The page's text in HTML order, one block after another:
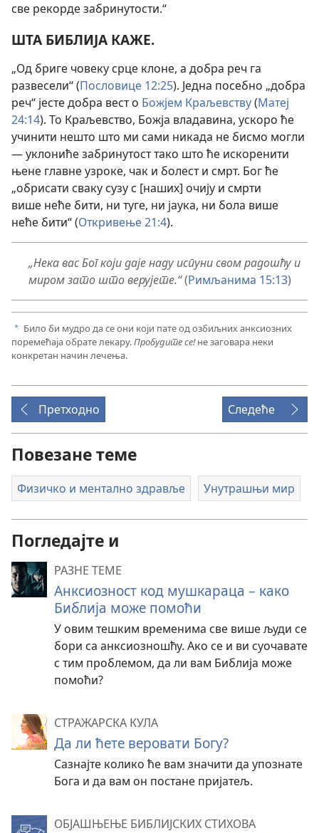
све рекорде забринутости.“
ШТА БИБЛИЈА КАЖЕ.
„Од бриге човеку срце клоне, а добра реч га
развесели“ (Пословице 12:25). Једна посебно „добра
реч“ јесте добра вест о Божјем Краљевству(Матеј
24:14). То Краљевство, Божја владавина, ускоро ће
учинити нешто што ми сами никада не бисмо могли
— уклониће забринутост тако што ће искоренити
њене главне узроке, чак и болест и смрт. Бог ће
„обрисати сваку сузу с [наших] очију и смрти
више неће бити, ни туге, ни јаука, ни бола више
неће бити“ (Откривење 21:4).
„Нека вас Бог који даје наду испуни свом радошћу и
миром зато што верујете.“(Римљанима 15:13)
a Било би мудро да се они који пате од озбиљних анксиозних
поремећаја обрате лекару.Пробудите се!не заговара неки
конкретан начин лечења.
Претходно Следеће
Повезане теме
Физичко и ментално здравље Унутрашњи мир
Погледајте и
РАЗНЕ ТЕМЕ
Анксиозност код мушкараца – како
Библија може помоћи
У овим тешким временима све више људи се
бори са анксиозношћу. Ако се и ви суочавате
с тим проблемом, да ли вам Библија може
помоћи?
СТРАЖАРСКА КУЛА
Да ли ћете веровати Богу?
Сазнајте колико ће вам значити да упознате
Бога и да вам он постане пријатељ.
ОБЈАШЊЕЊЕ БИБЛИЈСКИХ СТИХОВА